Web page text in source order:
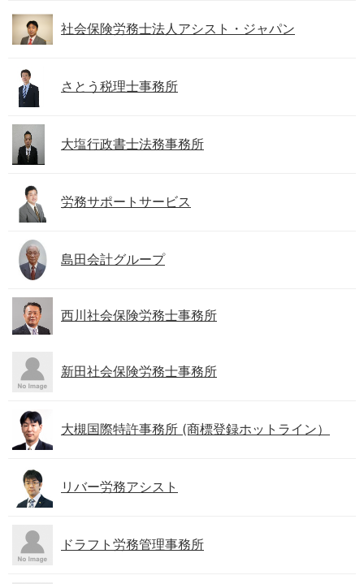
社会保険労務士法人アシスト・ジャパン
さとう税理士事務所
大塩行政書士法務事務所
労務サポートサービス
島田会計グループ
西川社会保険労務士事務所
新田社会保険労務士事務所
大槻国際特許事務所 (商標登録ホットライン）
リバー労務アシスト
ドラフト労務管理事務所